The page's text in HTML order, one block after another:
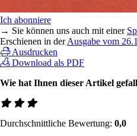
Ich abonniere
→ Sie können uns auch mit einer
Erschienen in derAusgabe vom
Ausdrucken
Download als PDF
Wie hat Ihnen dieser Artikel
Durchschnittliche Bewertung: 0,0